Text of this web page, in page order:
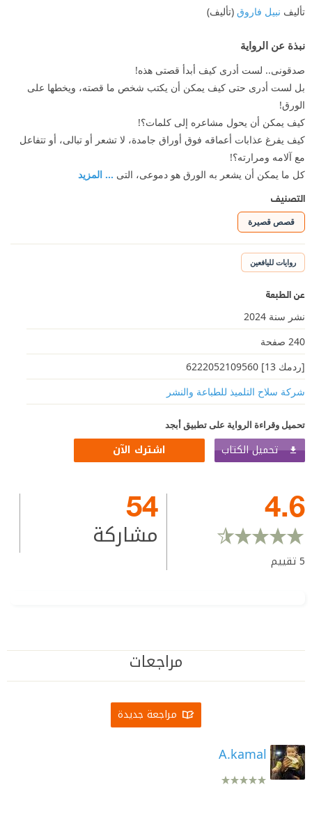
تأليف نبيل فاروق (تأليف)
نبذة عن الرواية
صدقونى.. لست أدرى كيف أبدأ قصتى هذه!
بل لست أدرى حتى كيف يمكن أن يكتب شخص ما قصته، ويخطها على
الورق!
كيف يمكن أن يحول مشاعره إلى كلمات؟!
كيف يفرغ عذابات أعماقه فوق أوراق جامدة، لا تشعر أو تبالى، أو تتفاعل
مع آلامه ومرارته؟!
كل ما يمكن أن يشعر به الورق هو دموعى، التى ... المزيد
التصنيف
قصص قصيرة
روايات لليافعين
عن الطبعة
نشر سنة 2024
240 صفحة
[ردمك 13] 6222052109560
شركة سلاح التلميذ للطباعة والنشر
تحميل وقراءة الرواية على تطبيق أبجد
تحميل الكتاب اشترك الآن
4.6
5تقييم
54
مشاركة
مراجعات
مراجعة جديدة
A.kamal